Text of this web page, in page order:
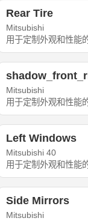
Rear Tire
Mitsubishi
用于定制外观和性能
Mitsubishi
用于定制外观和性能
Left Windows
Mitsubishi 40
用于定制外观和性能
Side Mirrors
Mitsubishi